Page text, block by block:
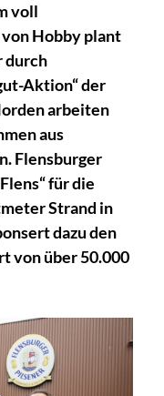
voll
Hobby plant
durch
Aktion“ der
arbeiten
aus
Flensburger
für die
Strand in
dazu den
von über 50.000